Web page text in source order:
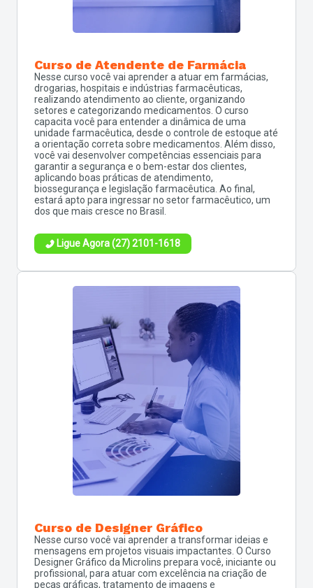
Curso de Atendente de Farmácia
Nesse curso você vai aprender a atuar em farmácias,
drogarias, hospitais e indústrias farmacêuticas,
realizando atendimento ao cliente, organizando
setores e categorizando medicamentos. O curso
capacita você para entender a dinâmica de uma
unidade farmacêutica, desde o controle de estoque até
a orientação correta sobre medicamentos. Além disso,
você vai desenvolver competências essenciais para
garantir a segurança e o bem-estar dos clientes,
aplicando boas práticas de atendimento,
biossegurança e legislação farmacêutica. Ao final,
estará apto para ingressar no setor farmacêutico, um
dos que mais cresce no Brasil.
Ligue Agora (27) 2101-1618
Curso de Designer Gráfico
Nesse curso você vai aprender a transformar ideias e
mensagens em projetos visuais impactantes. O Curso
Designer Gráfico da Microlins prepara você, iniciante ou
profissional, para atuar com excelência na criação de
peças gráficas, tratamento de imagens e